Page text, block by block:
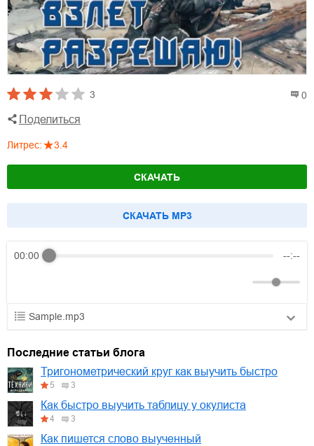
3 0
Поделиться
Литрес: 3.4
СКАЧАТЬ
CКАЧАТЬ MP3
00:00 --:--
Sample.mp3
02.mp3 25:50
03.mp3
Последние статьи блога
Тригонометрический круг как выучить быстро
5 3
Как быстро выучить таблицу у окулиста
4 3
Как пишется слово выученный